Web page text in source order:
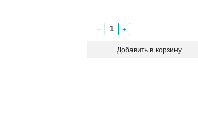
− +